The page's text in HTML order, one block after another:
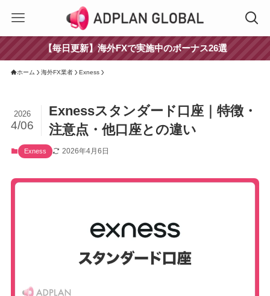
【毎日更新】海外FXで実施中のボーナス26選
ホーム 海外FX業者 Exness
Exnessスタンダード口座｜特徴・
注意点・他口座との違い
2026
4/06
Exness 2026年4月6日